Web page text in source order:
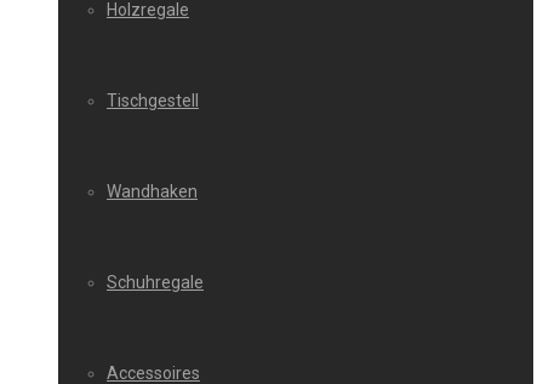
Holzregale
Tischgestell
Wandhaken
Schuhregale
Accessoires